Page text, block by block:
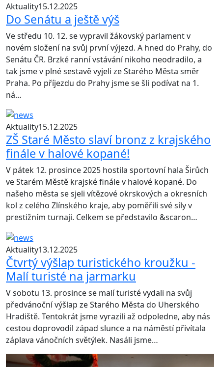
Aktuality15.12.2025
Do Senátu a ještě výš
Ve středu 10. 12. se vypravil žákovský parlament v
novém složení na svůj první výjezd. A hned do Prahy, do
Senátu ČR. Brzké ranní vstávání nikoho neodradilo, a
tak jsme v plné sestavě vyjeli ze Starého Města směr
Praha. Po příjezdu do Prahy jsme se šli podívat na 1.
ná…
Aktuality15.12.2025
ZŠ Staré Město slaví bronz z krajského
finále v halové kopané!
V pátek 12. prosince 2025 hostila sportovní hala Širůch
ve Starém Městě krajské finále v halové kopané. Do
našeho města se sjeli vítězové okrskových a okresních
kol z celého Zlínského kraje, aby poměřili své síly v
prestižním turnaji. Celkem se představilo &scaron…
Aktuality13.12.2025
Čtvrtý výšlap turistického kroužku -
Malí turisté na jarmarku
V sobotu 13. prosince se malí turisté vydali na svůj
předvánoční výšlap ze Starého Města do Uherského
Hradiště. Tentokrát jsme vyrazili až odpoledne, aby nás
cestou doprovodil západ slunce a na náměstí přivítala
záplava vánočních světýlek. Nasáli jsme…